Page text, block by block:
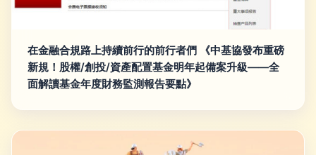
在金融合規路上持續前行的前行者們 《中基協發布重磅
新規！股權/創投/資產配置基金明年起備案升級——全
面解讀基金年度財務監測報告要點》